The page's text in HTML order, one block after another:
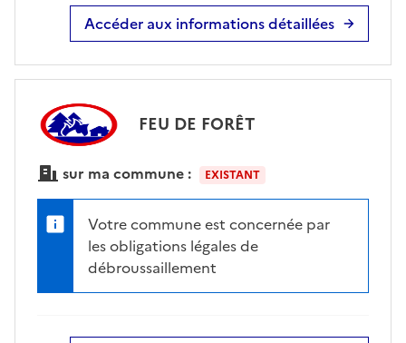
Accéder aux informations détaillées
FEU DE FORÊT
sur ma commune : EXISTANT
Votre commune est concernée par
les obligations légales de
débroussaillement